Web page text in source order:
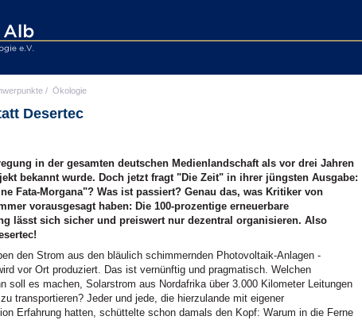
/ Ökologie
Desertec
in der gesamten deutschen Medienlandschaft als vor drei Jahren
bekannt wurde. Doch jetzt fragt "Die Zeit" in ihrer jüngsten Ausgabe:
Fata-Morgana"? Was ist passiert? Genau das, was Kritiker von
vorausgesagt haben: Die 100-prozentige erneuerbare
lässt sich sicher und preiswert nur dezentral organisieren. Also
den Strom aus den bläulich schimmernden Photovoltaik-Anlagen -
vor Ort produziert. Das ist vernünftig und pragmatisch. Welchen
soll es machen, Solarstrom aus Nordafrika über 3.000 Kilometer Leitungen
transportieren? Jeder und jede, die hierzulande mit eigener
Erfahrung hatten, schüttelte schon damals den Kopf: Warum in die Ferne